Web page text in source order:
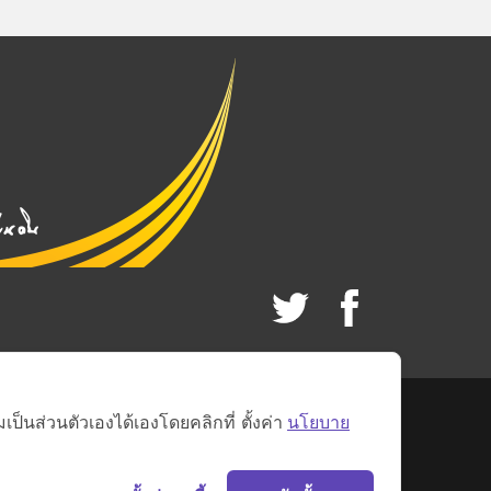
นส่วนตัวเองได้เองโดยคลิกที่ ตั้งค่า นโยบาย